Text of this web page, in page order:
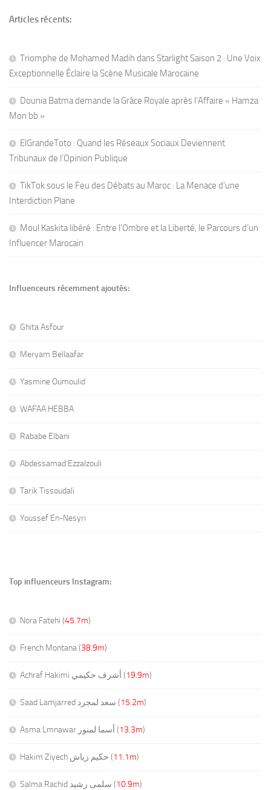
Articles récents:
Triomphe de Mohamed Madih dans Starlight Saison 2 : Une Voix
Exceptionnelle Éclaire la Scène Musicale Marocaine
Dounia Batma demande la Grâce Royale après l’Affaire « Hamza
Mon bb »
ElGrandeToto : Quand les Réseaux Sociaux Deviennent
Tribunaux de l’Opinion Publique
TikTok sous le Feu des Débats au Maroc : La Menace d’une
Interdiction Plane
Moul Kaskita libéré : Entre l’Ombre et la Liberté, le Parcours d’un
Influencer Marocain
Influenceurs récemment ajoutés:
Ghita Asfour
Meryam Bellaafar
Yasmine Oumoulid
WAFAA HEBBA
Rababe Elbani
Abdessamad Ezzalzouli
Tarik Tissoudali
Youssef En-Nesyri
Top influenceurs Instagram:
Nora Fatehi (45.7m)
French Montana (38.9m)
Achraf Hakimi أشرف حكيمي ( 19.9m)
Saad Lamjarred سعد لمجرد ( 15.2m)
Asma Lmnawar أسما لمنور ( 13.3m)
Hakim Ziyech حكيم زياش ( 11.1m)
Salma Rachid سلمى رشيد ( 10.9m)